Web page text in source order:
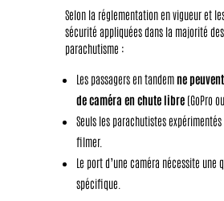
Selon la réglementation en vigueur et
sécurité appliquées dans la majorité
parachutisme :
Les passagers en tandemne
de caméra en chute libre(GoPro
Seuls les parachutistes
filmer.
Le port d’une caméra nécessite une
spécifique.